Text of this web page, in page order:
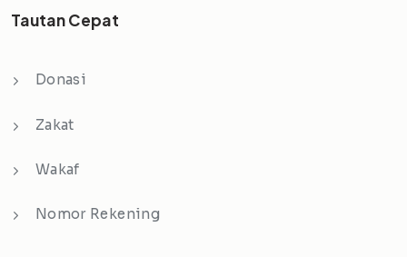
Tautan Cepat
Donasi
Zakat
Wakaf
Nomor Rekening